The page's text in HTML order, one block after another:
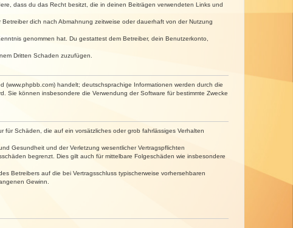
dass du das Recht besitzt, die in deinen Beiträgen verwendeten Links und
dich nach Abmahnung zeitweise oder dauerhaft von der Nutzung
genommen hat. Du gestattest dem Betreiber, dein Benutzerkonto,
Dritten Schaden zuzufügen.
(www.phpbb.com) handelt; deutschsprachige Informationen werden durch die
Sie können insbesondere die Verwendung der Software für bestimmte Zwecke
Schäden, die auf ein vorsätzliches oder grob fahrlässiges Verhalten
Gesundheit und der Verletzung wesentlicher Vertragspflichten
begrenzt. Dies gilt auch für mittelbare Folgeschäden wie insbesondere
Betreibers auf die bei Vertragsschluss typischerweise vorhersehbaren
Gewinn.